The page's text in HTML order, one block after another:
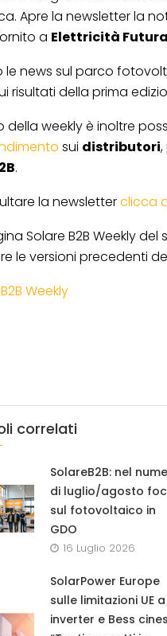
Apre la newsletter la
a Elettricità Futura
le news sul parco
risultati della prima
della weekly è inoltre
sui distributori
.
la newsletterclicca
Solare B2B Weekly del
le versioni precedenti
correlati
SolareB2B: nel
di luglio/agosto
sul fotovoltaico in
GDO
16 Luglio 2026
SolarPower Europe
sulle limitazioni UE a
inverter e Bess